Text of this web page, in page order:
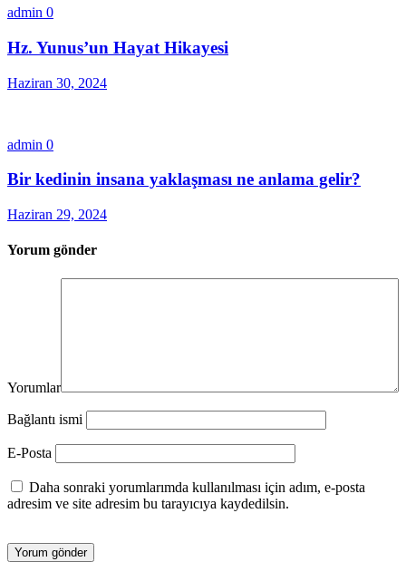
admin 0
Hz. Yunus’un Hayat Hikayesi
Haziran 30, 2024
admin 0
Bir kedinin insana yaklaşması ne anlama gelir?
Haziran 29, 2024
Yorum gönder
Yorumlar
Bağlantı ismi
E-Posta
Daha sonraki yorumlarımda kullanılması için adım, e-posta
adresim ve site adresim bu tarayıcıya kaydedilsin.